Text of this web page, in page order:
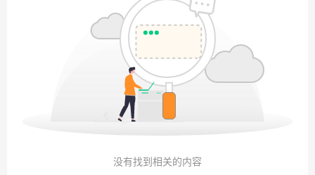
没有找到相关的内容